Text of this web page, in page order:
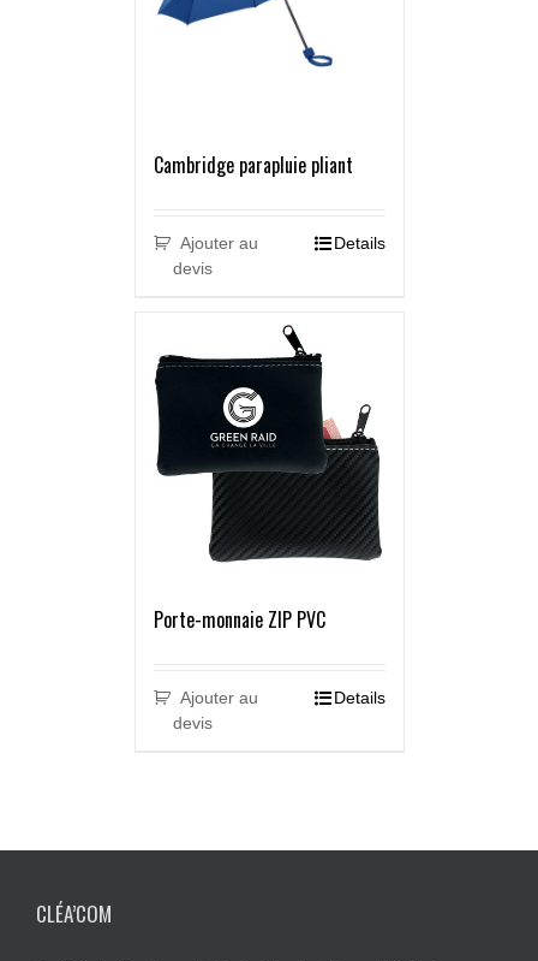
Cambridge parapluie pliant
Ajouter au
devis
Details
Porte-monnaie ZIP PVC
Ajouter au
devis
Details
CLÉA’COM